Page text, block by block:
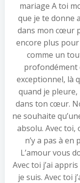
mariage A toi
que je te donne
dans mon cœur
encore plus pour
comme un
profondément
exceptionnel, là
quand je pleure,
dans ton cœur.
ne souhaite
absolu. Avec toi,
n’y a pas à
L’amour vous
Avec toi j’ai
je suis. Avec toi